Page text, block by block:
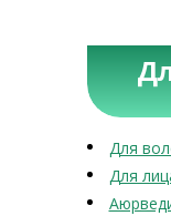
Для
Для